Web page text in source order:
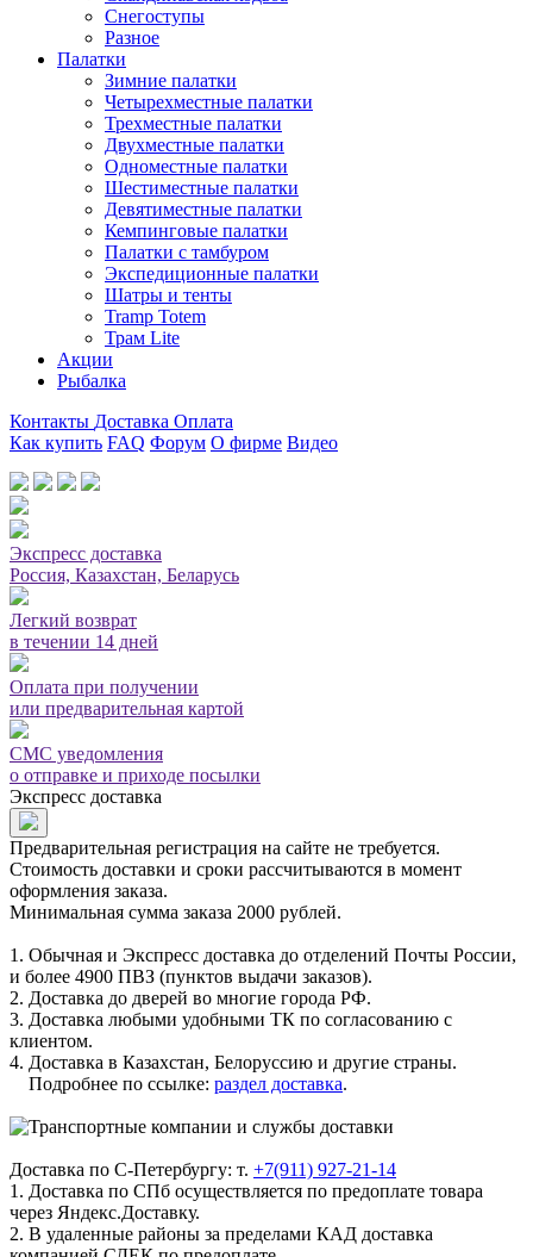
Снегоступы
Разное
Палатки
Зимние палатки
Четырехместные палатки
Трехместные палатки
Двухместные палатки
Одноместные палатки
Шестиместные палатки
Девятиместные палатки
Кемпинговые палатки
Палатки с тамбуром
Экспедиционные палатки
Шатры и тенты
Tramp Totem
Трам Lite
Акции
Рыбалка
Контакты Доставка Оплата
Как купить FAQ Форум О фирме Видео
Экспресс доставка
Россия, Казахстан, Беларусь
Легкий возврат
в течении 14 дней
Оплата при получении
или предварительная картой
СМС уведомления
о отправке и приходе посылки
Экспресс доставка
Предварительная регистрация на сайте не требуется.
Стоимость доставки и сроки рассчитываются в момент
оформления заказа.
Минимальная сумма заказа 2000 рублей.
1. Обычная и Экспресс доставка до отделений Почты России,
и более 4900 ПВЗ (пунктов выдачи заказов).
2. Доставка до дверей во многие города РФ.
3. Доставка любыми удобными ТК по согласованию с
клиентом.
4. Доставка в Казахстан, Белоруссию и другие страны.
Подробнее по ссылке: раздел доставка.
Доставка по С-Петербургу: т. +7(911) 927-21-14
1. Доставка по СПб осуществляется по предоплате товара
через Яндекс.Доставку.
2. В удаленные районы за пределами КАД доставка